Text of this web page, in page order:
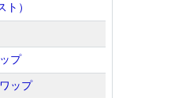
ト）
プ
ップ